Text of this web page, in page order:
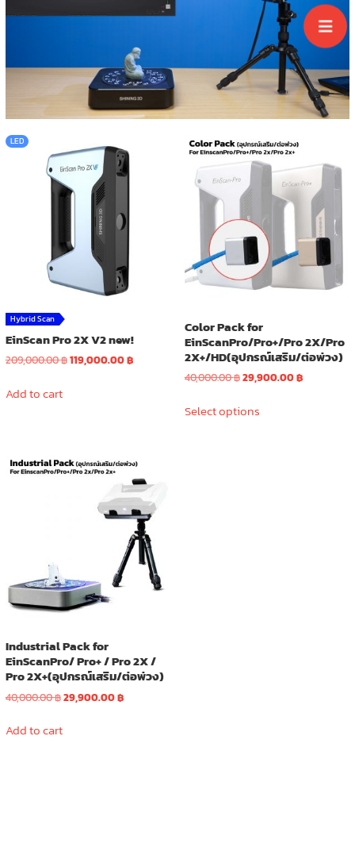
LED
Hybrid Scan
EinScan Pro 2X V2 new!
209,000.00฿Original
119,000.00฿Current
119,000.00 ฿.
Add to cart
Color Pack for
EinScanPro/Pro+/Pro 2X/Pro
2X+/HD(อุปกรณ์เสริม/ต่อพ่วง)
40,000.00฿Original
was:
29,900.00฿Current
Select optionsproduct
Industrial Pack for
EinScanPro/ Pro+ / Pro 2X /
Pro 2X+(อุปกรณ์เสริม/ต่อพ่วง)
40,000.00฿Original
was:
29,900.00฿Current
Add to cart